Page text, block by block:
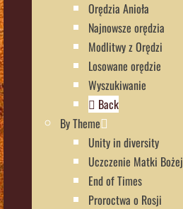
Orędzia Anioła
Najnowsze orędzia
Modlitwy z Orędzi
Losowane orędzie
Wyszukiwanie
Back
By Theme
Unity in diversity
Uczczenie Matki Bożej
End of Times
Proroctwa o Rosji